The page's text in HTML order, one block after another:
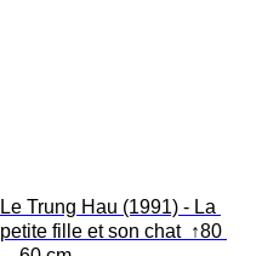
Le Trung Hau (1991) - La
petite fille et son chat  ↑80